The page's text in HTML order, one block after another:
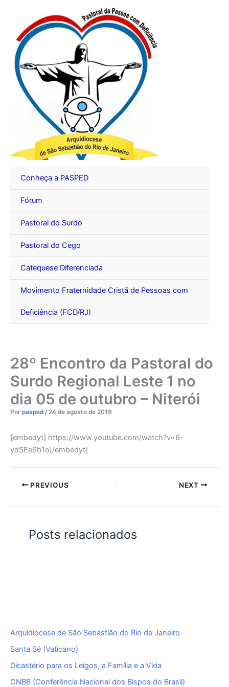
conteúdo
Conheça a PASPED
Fórum
Pastoral do Surdo
Pastoral do Cego
Catequese Diferenciada
Movimento Fraternidade Cristã de Pessoas com
Deficiência (FCD/RJ)
28º Encontro da Pastoral do
Surdo Regional Leste 1 no
dia 05 de outubro – Niterói
Por pasped / 24 de agosto de 2019
[embedyt] https://www.youtube.com/watch?v=6-
ydSEe6b1o[/embedyt]
PREVIOUS NEXT
Posts relacionados
Arquidiocese de São Sebastião do Rio de Janeiro
Santa Sé (Vaticano)
Dicastério para os Leigos, a Família e a Vida
CNBB (Conferência Nacional dos Bispos do Brasil)